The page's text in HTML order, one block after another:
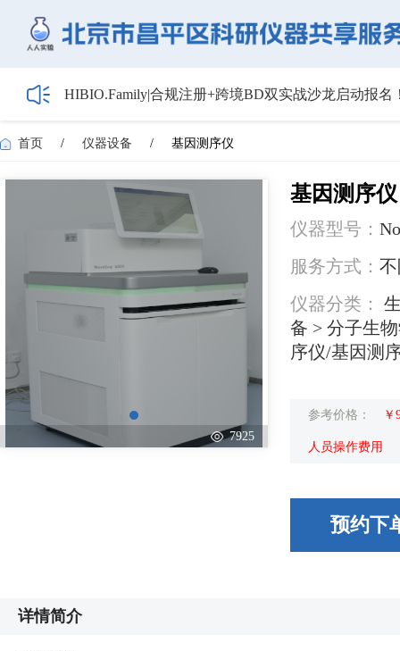
HIBIO.Family|合规注册+跨境BD双实战沙龙启动报名
【最新日程】2026年智慧电厂论坛议程首发！邀您4
关于召开2026年度昌平区高新技术企业培育工作会
首页 / 仪器设备 / 基因测序仪
7925
基因测序仪
仪器型号：
服务方式：
仪器分类：
备 > 分子生
序仪/基因测
参考价格：
人员操作费用
预约下
详情简介